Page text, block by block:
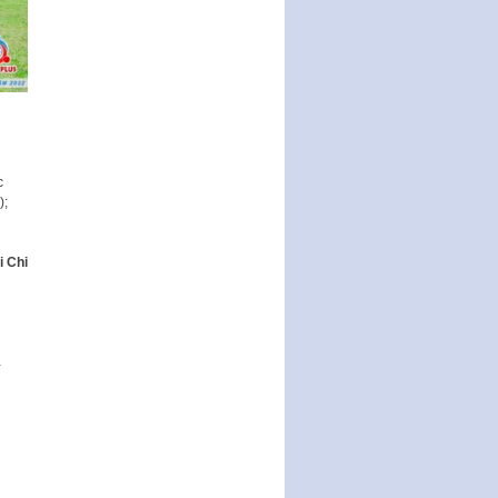
Chi